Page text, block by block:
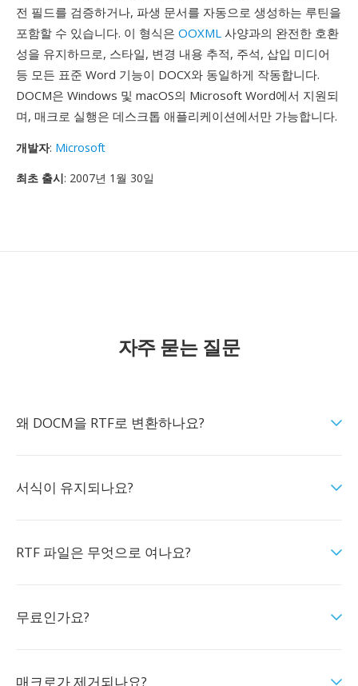
전 필드를 검증하거나, 파생 문서를 자동으로 생성하는 루틴을
포함할 수 있습니다. 이 형식은 OOXML 사양과의 완전한 호환
성을 유지하므로, 스타일, 변경 내용 추적, 주석, 삽입 미디어
등 모든 표준 Word 기능이 DOCX와 동일하게 작동합니다.
DOCM은 Windows 및 macOS의 Microsoft Word에서 지원되
며, 매크로 실행은 데스크톱 애플리케이션에서만 가능합니다.
개발자: Microsoft
최초 출시: 2007년 1월 30일
자주 묻는 질문
왜 DOCM을 RTF로 변환하나요?
서식이 유지되나요?
RTF 파일은 무엇으로 여나요?
무료인가요?
매크로가 제거되나요?